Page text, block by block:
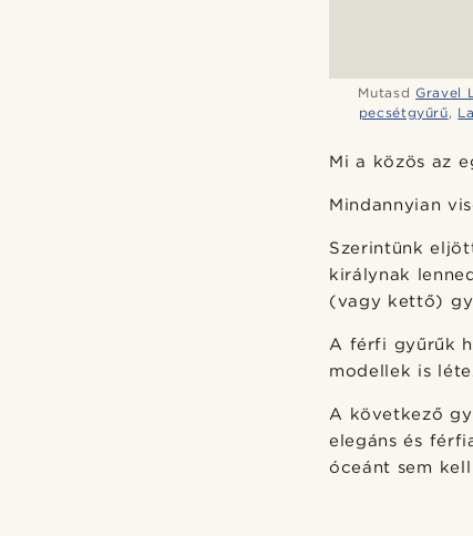
Mutasd Gravel
pecsétgyűrű,
Mi a közös az
Mindannyian
Szerintünk
királynak
(vagy kettő)
A férfi gyűrűk
modellek is
A következő
elegáns és
óceánt sem